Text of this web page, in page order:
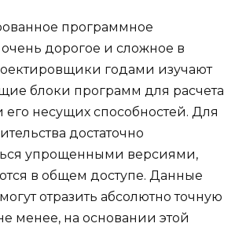
программное
дорогое и сложное в
годами изучают
блоки программ для расчета
несущих способностей. Для
достаточно
упрощенными версиями,
в общем доступе. Данные
отразить абсолютно точную
менее, на основании этой